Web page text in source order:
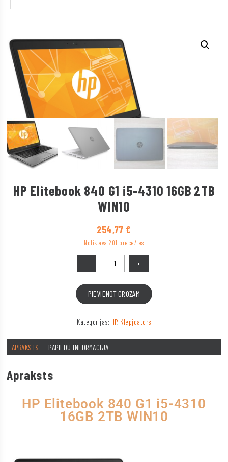
HP Elitebook 840 G1 i5-4310 16GB 2TB
WIN10
254,77€
Noliktavā 201 prece/-es
PIEVIENOT GROZAM
Kategorijas: HP, Klēpjdators
APRAKSTS PAPILDU INFORMĀCIJA
Apraksts
HP Elitebook 840 G1 i5-4310
16GB 2TB WIN10